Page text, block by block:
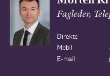
Fagleder,
Direkte
Mobil
E-mail